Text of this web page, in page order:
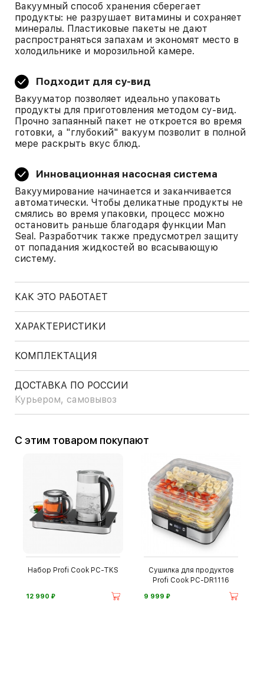
Вакуумный способ хранения сберегает
продукты: не разрушает витамины и сохраняет
минералы. Пластиковые пакеты не дают
распространяться запахам и экономят место в
холодильнике и морозильной камере.
Подходит для су-вид
Вакууматор позволяет идеально упаковать
продукты для приготовления методом су-вид.
Прочно запаянный пакет не откроется во время
готовки, а "глубокий" вакуум позволит в полной
мере раскрыть вкус блюд.
Инновационная насосная система
Вакуумирование начинается и заканчивается
автоматически. Чтобы деликатные продукты не
смялись во время упаковки, процесс можно
остановить раньше благодаря функции Man
Seal. Разработчик также предусмотрел защиту
от попадания жидкостей во всасывающую
систему.
КАК ЭТО РАБОТАЕТ
ХАРАКТЕРИСТИКИ
КОМПЛЕКТАЦИЯ
ДОСТАВКА ПО РОССИИ
Курьером, самовывоз
С этим товаром покупают
Набор Profi Cook PC-TKS
12 990 ⃏
Сушилка для продуктов
Profi Cook PC-DR1116
9 999 ⃏